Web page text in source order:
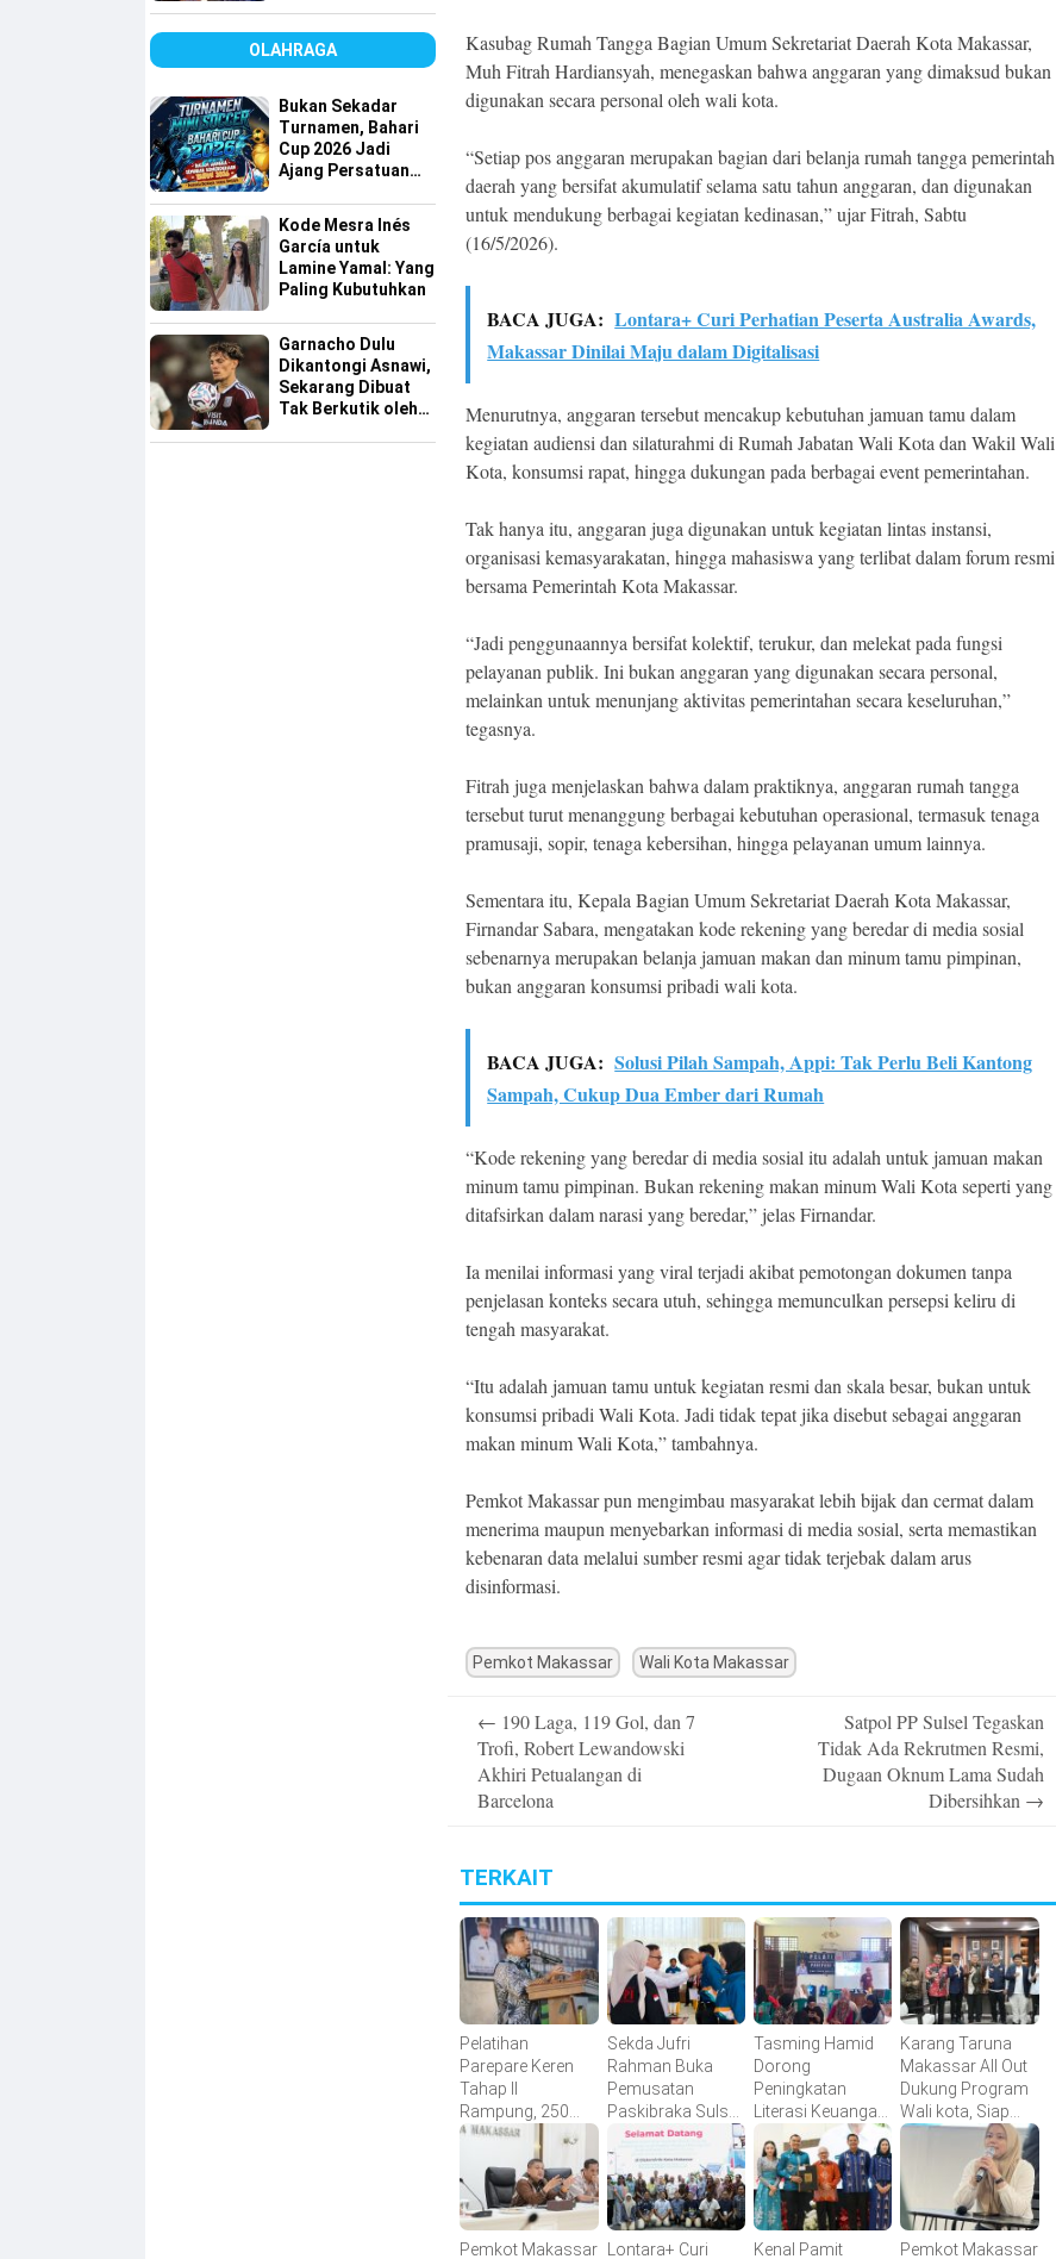
OLAHRAGA
Bukan Sekadar
Turnamen, Bahari
Cup 2026 Jadi
Ajang Persatuan
Sinjai
Kode Mesra Inés
García untuk
Lamine Yamal: Yang
Paling Kubutuhkan
Garnacho Dulu
Dikantongi Asnawi,
Sekarang Dibuat
Tak Berkutik oleh
Kasubag Rumah Tangga Bagian Umum Sekretariat Daerah Kota Makassar,
Muh Fitrah Hardiansyah, menegaskan bahwa anggaran yang dimaksud bukan
digunakan secara personal oleh wali kota.
“Setiap pos anggaran merupakan bagian dari belanja rumah tangga pemerintah
daerah yang bersifat akumulatif selama satu tahun anggaran, dan digunakan
untuk mendukung berbagai kegiatan kedinasan,” ujar Fitrah, Sabtu
(16/5/2026).
BACA JUGA: Lontara+ Curi Perhatian Peserta Australia Awards,
Makassar Dinilai Maju dalam Digitalisasi
Menurutnya, anggaran tersebut mencakup kebutuhan jamuan tamu dalam
kegiatan audiensi dan silaturahmi di Rumah Jabatan Wali Kota dan Wakil Wali
Kota, konsumsi rapat, hingga dukungan pada berbagai event pemerintahan.
Tak hanya itu, anggaran juga digunakan untuk kegiatan lintas instansi,
organisasi kemasyarakatan, hingga mahasiswa yang terlibat dalam forum resmi
bersama Pemerintah Kota Makassar.
“Jadi penggunaannya bersifat kolektif, terukur, dan melekat pada fungsi
pelayanan publik. Ini bukan anggaran yang digunakan secara personal,
melainkan untuk menunjang aktivitas pemerintahan secara keseluruhan,”
tegasnya.
Fitrah juga menjelaskan bahwa dalam praktiknya, anggaran rumah tangga
tersebut turut menanggung berbagai kebutuhan operasional, termasuk tenaga
pramusaji, sopir, tenaga kebersihan, hingga pelayanan umum lainnya.
Sementara itu, Kepala Bagian Umum Sekretariat Daerah Kota Makassar,
Firnandar Sabara, mengatakan kode rekening yang beredar di media sosial
sebenarnya merupakan belanja jamuan makan dan minum tamu pimpinan,
bukan anggaran konsumsi pribadi wali kota.
BACA JUGA: Solusi Pilah Sampah, Appi: Tak Perlu Beli Kantong
Sampah, Cukup Dua Ember dari Rumah
“Kode rekening yang beredar di media sosial itu adalah untuk jamuan makan
minum tamu pimpinan. Bukan rekening makan minum Wali Kota seperti yang
ditafsirkan dalam narasi yang beredar,” jelas Firnandar.
Ia menilai informasi yang viral terjadi akibat pemotongan dokumen tanpa
penjelasan konteks secara utuh, sehingga memunculkan persepsi keliru di
tengah masyarakat.
“Itu adalah jamuan tamu untuk kegiatan resmi dan skala besar, bukan untuk
konsumsi pribadi Wali Kota. Jadi tidak tepat jika disebut sebagai anggaran
makan minum Wali Kota,” tambahnya.
Pemkot Makassar pun mengimbau masyarakat lebih bijak dan cermat dalam
menerima maupun menyebarkan informasi di media sosial, serta memastikan
kebenaran data melalui sumber resmi agar tidak terjebak dalam arus
disinformasi.
Pemkot Makassar Wali Kota Makassar
navigation
← 190 Laga, 119 Gol, dan 7
Trofi, Robert Lewandowski
Akhiri Petualangan di
Barcelona
Satpol PP Sulsel Tegaskan
Tidak Ada Rekrutmen Resmi,
Dugaan Oknum Lama Sudah
Dibersihkan →
TERKAIT
Pelatihan
Parepare Keren
Tahap II
Rampung, 250
Calon Pengusaha
Baru Berhasil
Dilatih
Sekda Jufri
Rahman Buka
Pemusatan
Paskibraka Sulsel,
Tekankan Fokus
dan Disiplin
Tasming Hamid
Dorong
Peningkatan
Literasi Keuangan
Masyarakat Lewat
Program
GENCARKAN
Karang Taruna
Makassar All Out
Dukung Program
Wali kota, Siap
Jadi Motor
Penggerak Pilah
Sampah
Pemkot Makassar Lontara+ Curi Kenal Pamit Pemkot Makassar